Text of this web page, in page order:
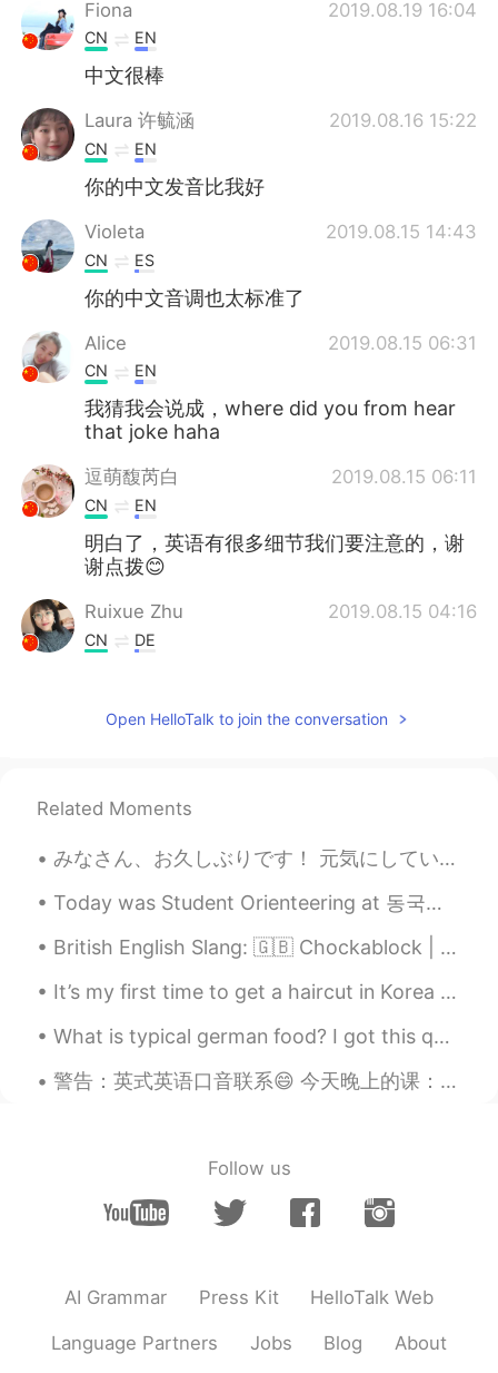
Fiona 2019.08.19 16:04
CN EN
中文很棒
Laura 许毓涵 2019.08.16 15:22
CN EN
你的中文发音比我好
Violeta 2019.08.15 14:43
CN ES
你的中文音调也太标准了
Alice 2019.08.15 06:31
CN EN
我猜我会说成，where did you from hear
that joke haha
逗萌馥芮白 2019.08.15 06:11
CN EN
明白了，英语有很多细节我们要注意的，谢
谢点拨😊
Ruixue Zhu 2019.08.15 04:16
CN DE
郭偲宸 2019.08.15 04:14
CN EN
😁thx
Tan 2019.08.14 22:50
Tks
Open HelloTalk to join the conversation
Related Moments
みなさん、お久しぶりです！ 元気にしていましたか？ 私は元気です〜 8月に旅行をしました。シュトゥットガルトとフランクフルトに住んでいる友達に会いに行きました。すごく楽しかったです。 明後日試...
Today was Student Orienteering at 동국대학교 ! I met lots of other exchange students and made some new...
British English Slang: 🇬🇧 Chockablock | 사람들이 너무 많아요 예문: 매일 명동에서 사람들이 너무 많아요... Example: Every...
It’s my first time to get a haircut in Korea and one of the first times my hair has been this sho...
What is typical german food? I got this question so often. So let me share some good food with yo...
警告：英式英语口音联系😄 今天晚上的课：'live' 的意思，发音，和区别。 1. Live (pr: liv) 短音 生活/住在 如：I live in China 2. Live (...
Follow us
AI Grammar Press Kit HelloTalk Web
Language Partners Jobs Blog About